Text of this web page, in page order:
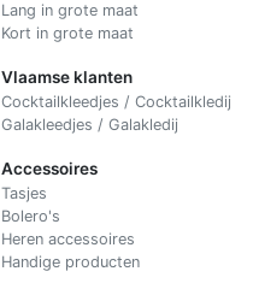
Lang in grote maat
Kort in grote maat
Vlaamse klanten
Cocktailkleedjes / Cocktailkledij
Galakleedjes / Galakledij
Accessoires
Tasjes
Bolero's
Heren accessoires
Handige producten